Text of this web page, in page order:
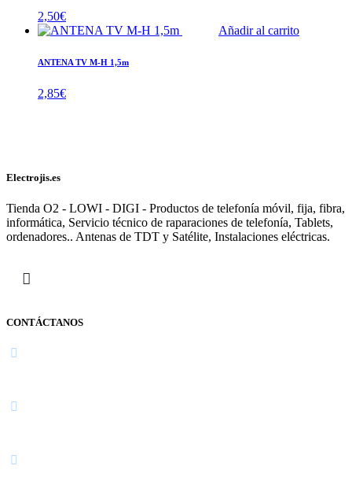
2,50€
Añadir al carrito
ANTENA TV M-H 1,5m
2,85€
Electrojis.es
Tienda O2 - LOWI - DIGI - Productos de telefonía móvil, fija, fibra,
informática, Servicio técnico de raparaciones de telefonía, Tablets,
ordenadores.. Antenas de TDT y Satélite, Instalaciones eléctricas.
CONTÁCTANOS